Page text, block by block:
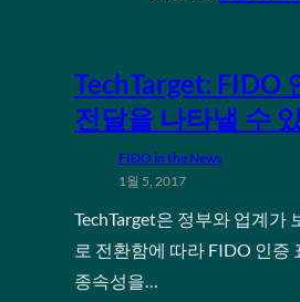
TechTarget: FIDO
전달을 나타낼 수
FIDO in the News
1월 5, 2017
TechTarget은 정부와 업계가
로 전환함에 따라 FIDO 인증
종속성을…